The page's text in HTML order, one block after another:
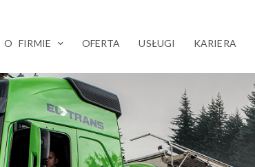
O FIRMIE OFERTA USŁUGI KARIERA